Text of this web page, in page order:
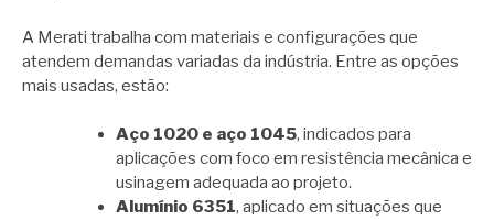
A Merati trabalha com materiais e configurações que
atendem demandas variadas da indústria. Entre as opções
mais usadas, estão:
Aço 1020 e aço 1045, indicados para
aplicações com foco em resistência mecânica e
usinagem adequada ao projeto.
Alumínio 6351, aplicado em situações que